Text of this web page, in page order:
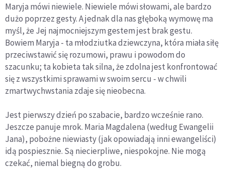
Maryja mówi niewiele. Niewiele mówi słowami, ale bardzo
dużo poprzez gesty. A jednak dla nas głęboką wymowę ma
myśl, że Jej najmocniejszym gestem jest brak gestu.
Bowiem Maryja - ta młodziutka dziewczyna, która miała siłę
przeciwstawić się rozumowi, prawu i powodom do
szacunku; ta kobieta tak silna, że zdolna jest konfrontować
się z wszystkimi sprawami w swoim sercu - w chwili
zmartwychwstania zdaje się nieobecna.
Jest pierwszy dzień po szabacie, bardzo wcześnie rano.
Jeszcze panuje mrok. Maria Magdalena (według Ewangelii
Jana), pobożne niewiasty (jak opowiadają inni ewangeliści)
idą pospiesznie. Są niecierpliwe, niespokojne. Nie mogą
czekać, niemal biegną do grobu.